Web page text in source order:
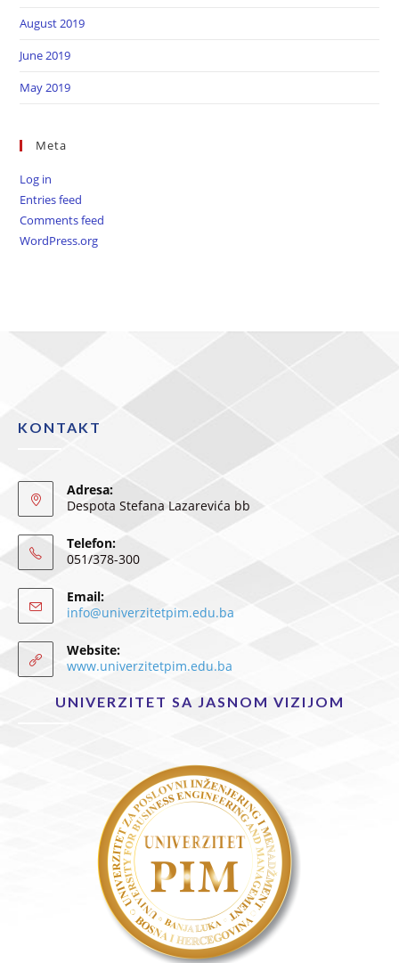
August 2019
June 2019
May 2019
Meta
Log in
Entries feed
Comments feed
WordPress.org
KONTAKT
Adresa:
Despota Stefana Lazarevića bb
Telefon:
051/378-300
Email:
info@univerzitetpim.edu.ba
Website:
www.univerzitetpim.edu.ba
UNIVERZITET SA JASNOM VIZIJOM